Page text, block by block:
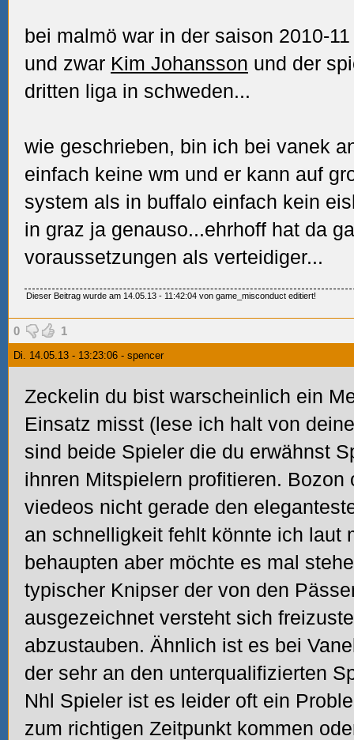
bei malmö war in der saison 2010-
und zwar Kim Johansson und der
dritten liga in schweden...
wie geschrieben, bin ich bei vanek
einfach keine wm und er kann auf
system als in buffalo einfach kein
in graz ja genauso...ehrhoff hat da
voraussetzungen als verteidiger...
Dieser Beitrag wurde am 14.05.13 - 11:42:04 von game_misconduct editiert!
0 1
Di. 14.05.13 - 13:23:06 - spencer
Zeckelin du bist warscheinlich ein
Einsatz misst (lese ich halt von
sind beide Spieler die du erwähnst
ihnren Mitspielern profitieren. Bozon
viedeos nicht gerade den
an schnelligkeit fehlt könnte ich laut
behaupten aber möchte es mal
typischer Knipser der von den
ausgezeichnet versteht sich
abzustauben. Ähnlich ist es bei
der sehr an den unterqualifizierten
Nhl Spieler ist es leider oft ein
zum richtigen Zeitpunkt kommen